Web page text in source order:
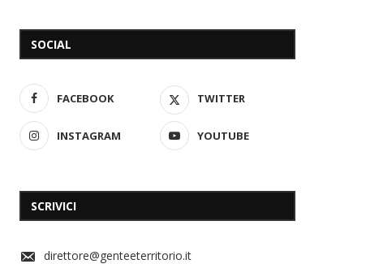
SOCIAL
FACEBOOK TWITTER
INSTAGRAM YOUTUBE
SCRIVICI
direttore@genteeterritorio.it